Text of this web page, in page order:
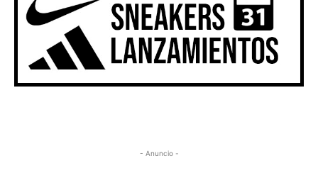
- Anuncio -